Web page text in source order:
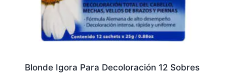
Blonde Igora Para Decoloración 12 Sobres